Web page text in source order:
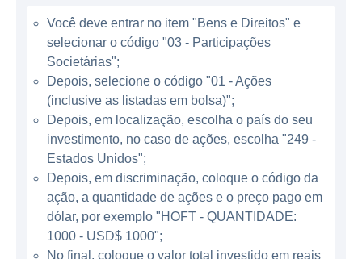
clientes residenciais quanto comerciais.
ATUAÇÃO DA HOOKER FURNITURE
A empresa atua principalmente nos Estados
Unidos, mas também participa do mercado
internacional por meio de exportações,
levando seu design distintivo e qualidade
para uma audiência global. A Hooker
Furniture compete em diversos segmentos
de mercado, incluindo móveis de estilo
Você deve entrar no item "Bens e Direitos" e
selecionar o código "03 - Participações
Societárias";
Depois, selecione o código "01 - Ações
(inclusive as listadas em bolsa)";
Depois, em localização, escolha o país do seu
investimento, no caso de ações, escolha "249 -
Estados Unidos";
Depois, em discriminação, coloque o código da
ação, a quantidade de ações e o preço pago em
dólar, por exemplo "HOFT - QUANTIDADE:
1000 - USD$ 1000";
No final, coloque o valor total investido em reais